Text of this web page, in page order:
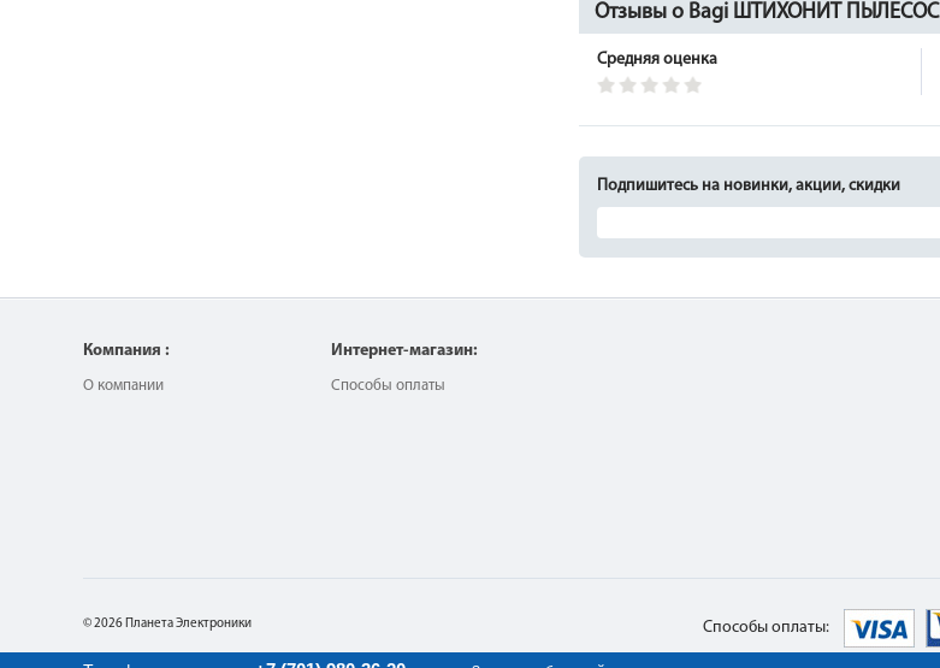
Отзывы о Bagi ШТИХОНИТ ПЫЛЕСОС
Средняя оценка
Подпишитесь на новинки, акции, скидки
Компания :
О компании
Интернет-магазин:
Способы оплаты
© 2026 Планета Электроники Способы оплаты: